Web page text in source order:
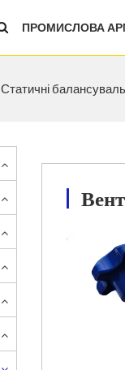
ПРОМИСЛОВА
Статичні